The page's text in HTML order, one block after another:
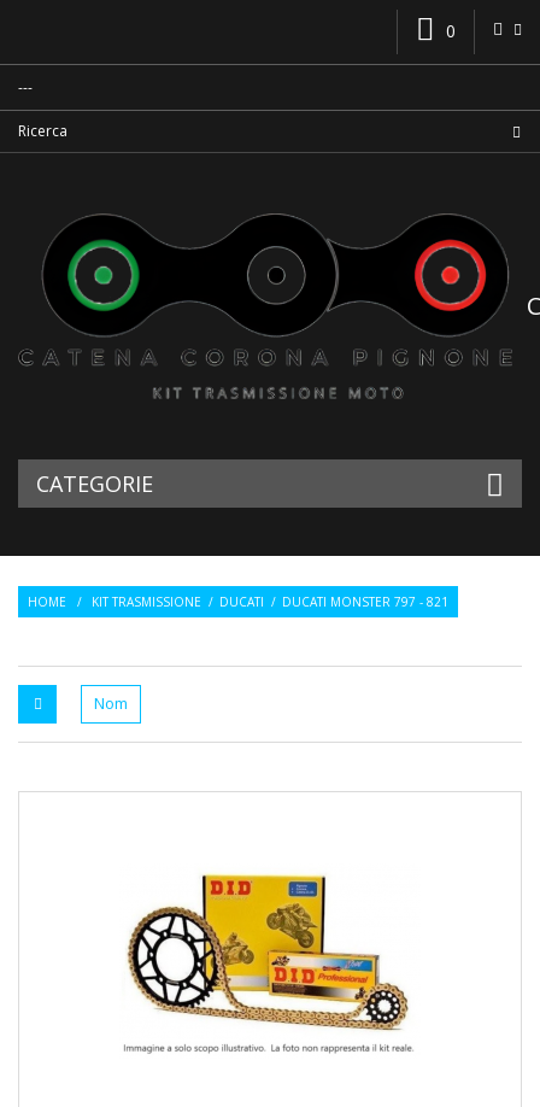
0
CATEGORIE
HOME / KIT TRASMISSIONE / DUCATI / DUCATI MONSTER 797 - 821